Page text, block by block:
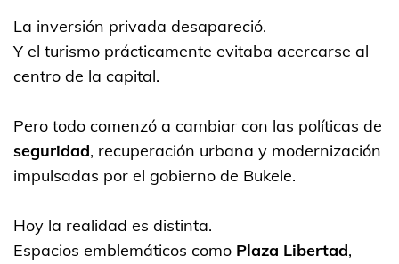
La inversión privada desapareció.
Y el turismo prácticamente evitaba acercarse al
centro de la capital.
Pero todo comenzó a cambiar con las políticas de
seguridad, recuperación urbana y modernización
impulsadas por el gobierno de Bukele.
Hoy la realidad es distinta.
Espacios emblemáticos como Plaza Libertad,